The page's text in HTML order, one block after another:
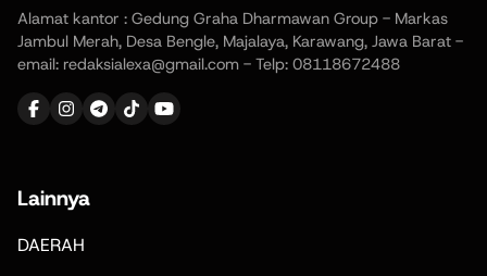
Alamat kantor : Gedung Graha Dharmawan Group - Markas
Jambul Merah, Desa Bengle, Majalaya, Karawang, Jawa Barat -
email: redaksialexa@gmail.com - Telp: 08118672488
Lainnya
DAERAH